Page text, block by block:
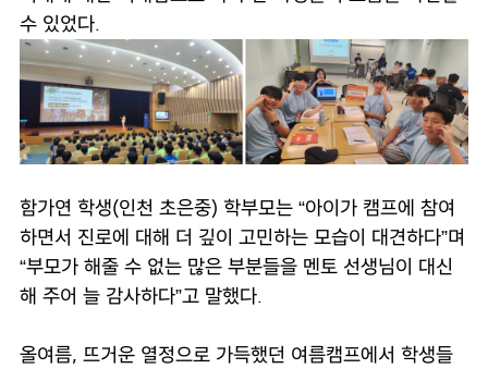
수 있었다.
함가연 학생(인천 초은중) 학부모는 “아이가 캠프에 참여
하면서 진로에 대해 더 깊이 고민하는 모습이 대견하다”며
“부모가 해줄 수 없는 많은 부분들을 멘토 선생님이 대신
해 주어 늘 감사하다”고 말했다.
올여름, 뜨거운 열정으로 가득했던 여름캠프에서 학생들